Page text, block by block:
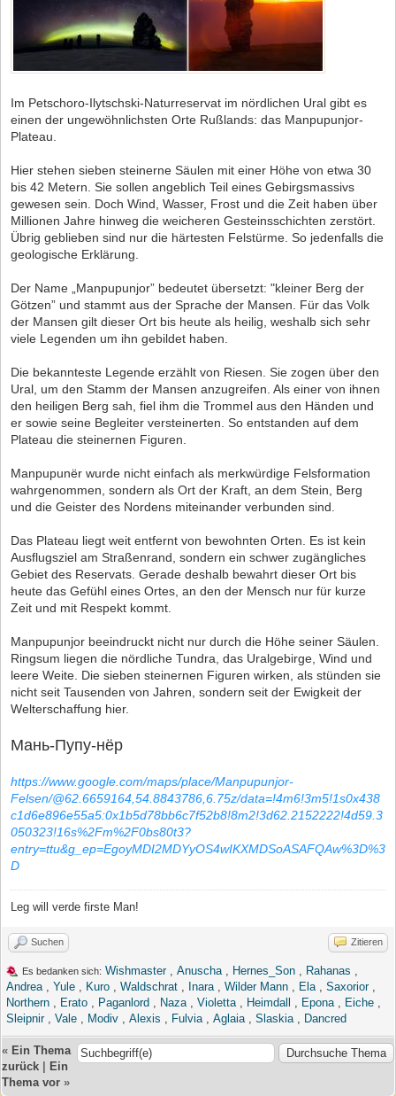
Im Petschoro-Ilytschski-Naturreservat im nördlichen Ural gibt es
einen der ungewöhnlichsten Orte Rußlands: das Manpupunjor-
Plateau.
Hier stehen sieben steinerne Säulen mit einer Höhe von etwa 30
bis 42 Metern. Sie sollen angeblich Teil eines Gebirgsmassivs
gewesen sein. Doch Wind, Wasser, Frost und die Zeit haben über
Millionen Jahre hinweg die weicheren Gesteinsschichten zerstört.
Übrig geblieben sind nur die härtesten Felstürme. So jedenfalls die
geologische Erklärung.
Der Name „Manpupunjor” bedeutet übersetzt: "kleiner Berg der
Götzen” und stammt aus der Sprache der Mansen. Für das Volk
der Mansen gilt dieser Ort bis heute als heilig, weshalb sich sehr
viele Legenden um ihn gebildet haben.
Die bekannteste Legende erzählt von Riesen. Sie zogen über den
Ural, um den Stamm der Mansen anzugreifen. Als einer von ihnen
den heiligen Berg sah, fiel ihm die Trommel aus den Händen und
er sowie seine Begleiter versteinerten. So entstanden auf dem
Plateau die steinernen Figuren.
Manpupunër wurde nicht einfach als merkwürdige Felsformation
wahrgenommen, sondern als Ort der Kraft, an dem Stein, Berg
und die Geister des Nordens miteinander verbunden sind.
Das Plateau liegt weit entfernt von bewohnten Orten. Es ist kein
Ausflugsziel am Straßenrand, sondern ein schwer zugängliches
Gebiet des Reservats. Gerade deshalb bewahrt dieser Ort bis
heute das Gefühl eines Ortes, an den der Mensch nur für kurze
Zeit und mit Respekt kommt.
Manpupunjor beeindruckt nicht nur durch die Höhe seiner Säulen.
Ringsum liegen die nördliche Tundra, das Uralgebirge, Wind und
leere Weite. Die sieben steinernen Figuren wirken, als stünden sie
nicht seit Tausenden von Jahren, sondern seit der Ewigkeit der
Welterschaffung hier.
Мань-Пупу-нёр
https://www.google.com/maps/place/Manpupunjor-
Felsen/@62.6659164,54.8843786,6.75z/data=!4m6!3m5!1s0x438
c1d6e896e55a5:0x1b5d78bb6c7f52b8!8m2!3d62.2152222!4d59.3
050323!16s%2Fm%2F0bs80t3?
entry=ttu&g_ep=EgoyMDI2MDYyOS4wIKXMDSoASAFQAw%3D%3
D
Leg will verde firste Man!
Suchen Zitieren
Es bedanken sich: Wishmaster, Anuscha Hernes_Son Rahanas
Andrea
Yule Kuro Waldschrat Inara Wilder Mann Ela Saxorior,
Northern
Erato Paganlord Naza Violetta Heimdall Epona Eiche
Sleipnir, Vale Modiv Alexis Fulvia Aglaia Slaskia Dancred
« Ein Thema
zurück
Ein
Thema vor »